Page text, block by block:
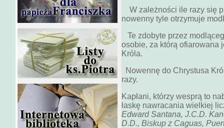
W zależności ile razy się
nowenny tyle otrzymuje
Te zdobyte przez
osobie, za którą ofiarowana
Króla.
Nowennę do Chrystusa
razy.
Kapłani, którzy wesprą to
łaskę nawracania wielkiej
Edward Santana, J.C.D.
D.D., Biskup z Caguas,